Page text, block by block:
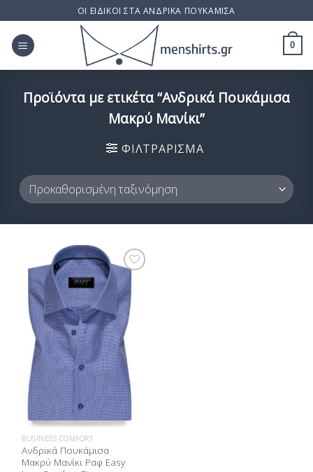
to
content
ΟΙ ΕΙΔΙΚΟΙ ΣΤΑ ΑΝΔΡΙΚΑ ΠΟΥΚΑΜΙΣΑ
0
Προϊόντα με ετικέτα “Ανδρικά Πουκάμισα
Μακρύ Μανίκι”
ΦΙΛΤΡΆΡΙΣΜΑ
Προσθήκη
στη Λίστα
Επιθυμίας
BUSINESS COMFORT
Ανδρικά Πουκάμισα
Μακρύ Μανίκι Ραφ Easy